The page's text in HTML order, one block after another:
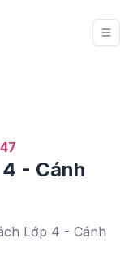
- Cánh
Lớp 4 - Cánh